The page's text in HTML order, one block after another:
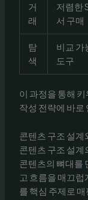
거
래
저렴한
서 구매
탐
색
비교 가
도구
이 과정을 통해
작성 전략에 바로
콘텐츠 구조 설계
콘텐츠 구조 설계
콘텐츠의 뼈대를
고 흐름을 매끄
를 핵심 주제로